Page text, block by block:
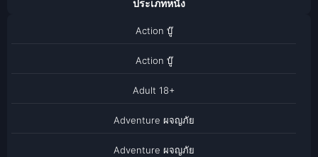
ประเภทหนัง
Action บู๊
Action บู๊
Adult 18+
Adventure ผจญภัย
Adventure ผจญภัย